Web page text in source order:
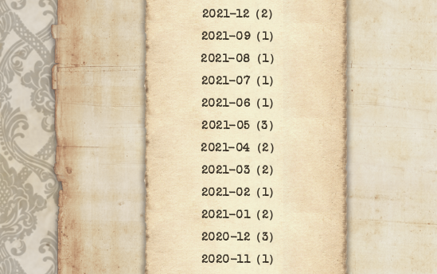
2021-12（2）
2021-09（1）
2021-08（1）
2021-07（1）
2021-06（1）
2021-05（3）
2021-04（2）
2021-03（2）
2021-02（1）
2021-01（2）
2020-12（3）
2020-11（1）